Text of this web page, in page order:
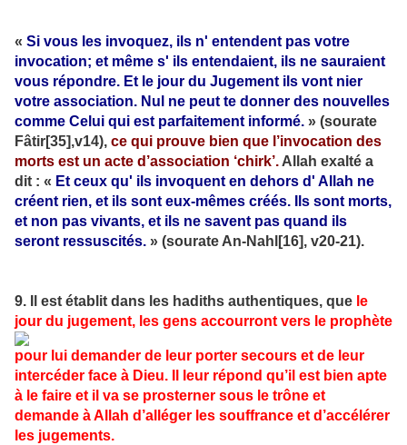
« Si vous les invoquez, ils n' entendent pas votre
invocation; et même s' ils entendaient, ils ne sauraient
vous répondre. Et le jour du Jugement ils vont nier
votre association. Nul ne peut te donner des nouvelles
comme Celui qui est parfaitement informé. » (sourate
Fâtir[35],v14), ce qui prouve bien que l’invocation des
morts est un acte d’association ‘chirk’. Allah exalté a
dit : « Et ceux qu' ils invoquent en dehors d' Allah ne
créent rien, et ils sont eux-mêmes créés. Ils sont morts,
et non pas vivants, et ils ne savent pas quand ils
seront ressuscités. » (sourate An-Nahl[16], v20-21).
9. Il est établit dans les hadiths authentiques, que le
jour du jugement, les gens accourront vers le prophète
pour lui demander de leur porter secours et de leur
intercéder face à Dieu. Il leur répond qu’il est bien apte
à le faire et il va se prosterner sous le trône et
demande à Allah d’alléger les souffrance et d’accélérer
les jugements.